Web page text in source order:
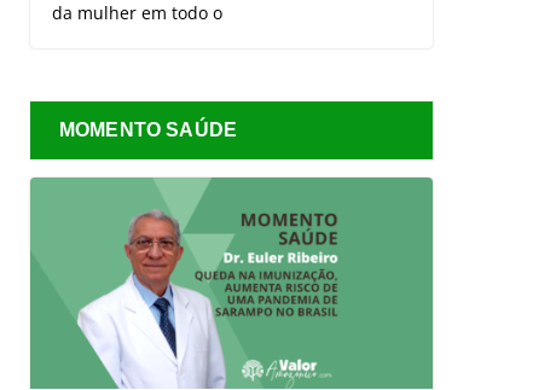
da mulher em todo o
MOMENTO SAÚDE